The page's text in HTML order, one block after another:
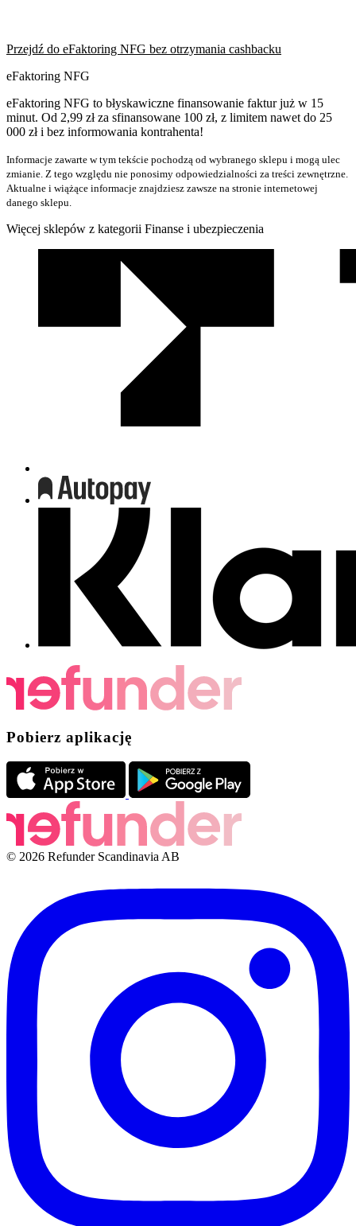
Przejdź do eFaktoring NFG bez otrzymania cashbacku
eFaktoring NFG
eFaktoring NFG to błyskawiczne finansowanie faktur już w 15
minut. Od 2,99 zł za sfinansowane 100 zł, z limitem nawet do 25
000 zł i bez informowania kontrahenta!
Informacje zawarte w tym tekście pochodzą od wybranego sklepu i mogą ulec
zmianie. Z tego względu nie ponosimy odpowiedzialności za treści zewnętrzne.
Aktualne i wiążące informacje znajdziesz zawsze na stronie internetowej
danego sklepu.
Więcej sklepów z kategorii Finanse i ubezpieczenia
Pobierz aplikację
© 2026 Refunder Scandinavia AB